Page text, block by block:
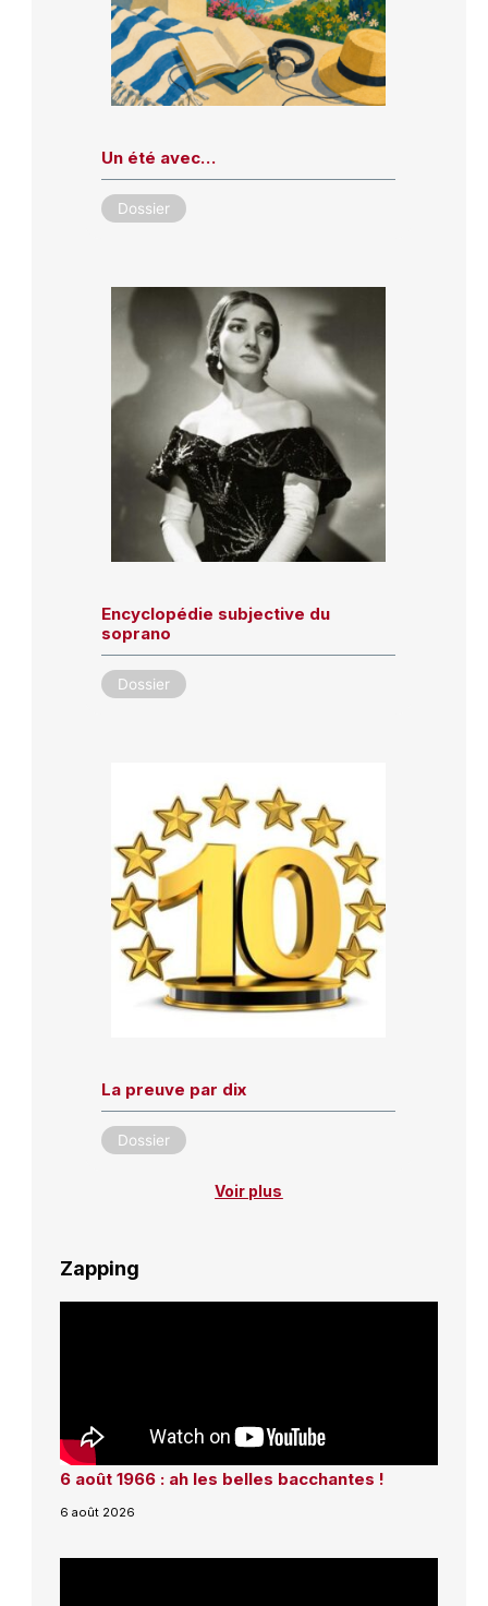
Un été avec…
Dossier
Encyclopédie subjective du
soprano
Dossier
La preuve par dix
Dossier
Voir plus
Zapping
6 août 1966 : ah les belles bacchantes !
6 août 2026